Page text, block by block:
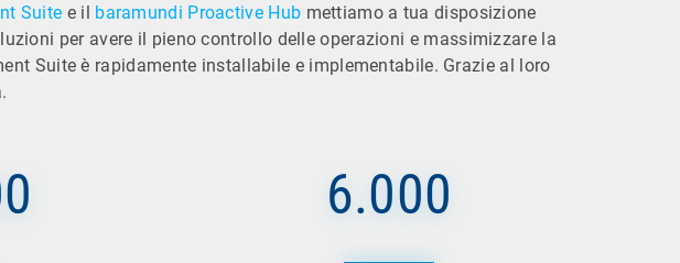
Suite e il baramundi Proactive Hub mettiamo a tua disposizione
per avere il pieno controllo delle operazioni e massimizzare la
Suite è rapidamente installabile e implementabile. Grazie al loro
6.000